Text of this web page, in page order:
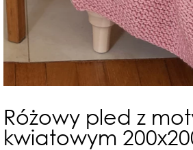
Różowy pled z
kwiatowym